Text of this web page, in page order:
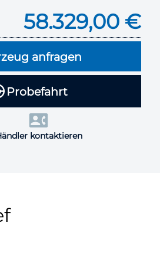
58.329,00 €
anfragen
Probefahrt
kontaktieren